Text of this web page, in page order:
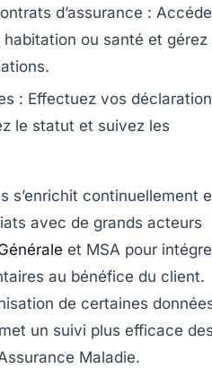
d’assurance :
ou santé et gérez
: Effectuez vos
le statut et suivez les
s’enrichit continuellement
avec de grands acteurs
et MSA pour
au bénéfice du client.
de certaines
un suivi plus efficace
Maladie.